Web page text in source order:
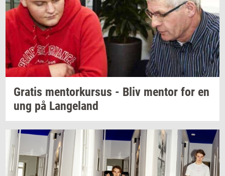
Gra­tis men­tor­kur­sus - Bliv men­tor for en
ung på Lan­geland